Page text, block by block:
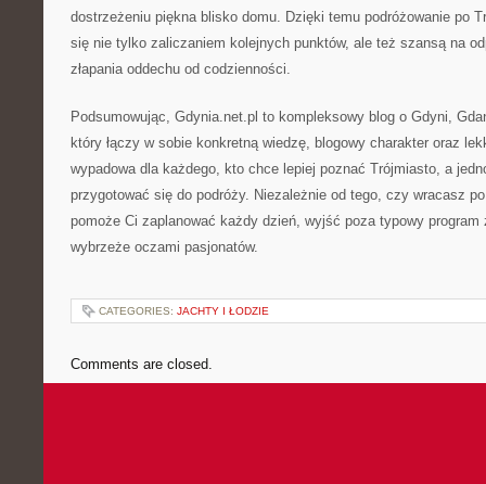
dostrzeżeniu piękna blisko domu. Dzięki temu podróżowanie po
się nie tylko zaliczaniem kolejnych punktów, ale też szansą na
złapania oddechu od codzienności.
Podsumowując, Gdynia.net.pl to kompleksowy blog o Gdyni,
który łączy w sobie konkretną wiedzę, blogowy charakter oraz
wypadowa dla każdego, kto chce lepiej poznać Trójmiasto, a
przygotować się do podróży. Niezależnie od tego, czy wracasz
pomoże Ci zaplanować każdy dzień, wyjść poza typowy
wybrzeże oczami pasjonatów.
CATEGORIES: JACHTY I ŁODZIE
Comments are closed.